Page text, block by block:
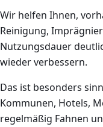
Wir helfen Ihnen,
Reinigung,
Nutzungsdauer
wieder verbessern.
Das ist besonders
Kommunen, Hotels,
regelmäßig Fahnen